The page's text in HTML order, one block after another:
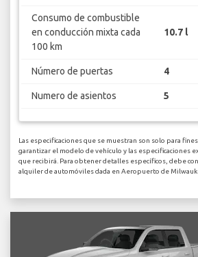
Consumo de combustible
en conducción mixta cada
100 km
10.7 l
Número de puertas 4
Numero de asientos 5
Las especificaciones que se muestran son solo para
garantizar el modelo de vehículo y las especificaciones
que recibirá. Para obtener detalles específicos, debe
alquiler de automóviles dada en Aeropuerto de